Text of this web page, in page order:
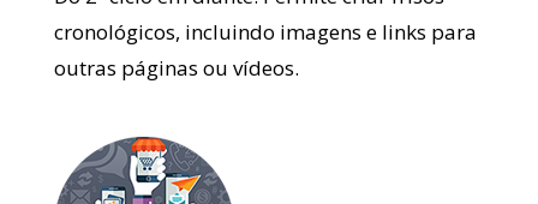
cronológicos, incluindo imagens e links para
outras páginas ou vídeos.